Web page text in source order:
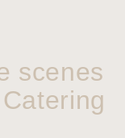
scenes